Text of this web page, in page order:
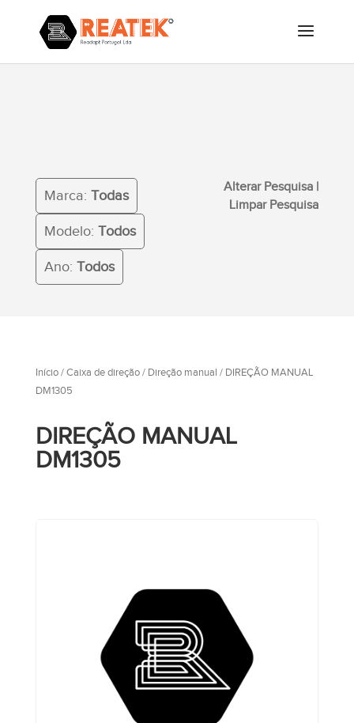
Marca: Todas
Modelo: Todos
Ano: Todos
Alterar Pesquisa |
Limpar Pesquisa
Início/ Caixa de direção/ Direção manual / DIREÇÃO MANUAL
DM1305
DIREÇÃO MANUAL
DM1305